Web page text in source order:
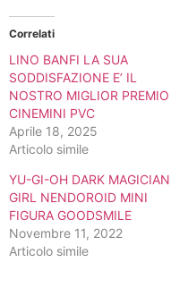
Correlati
LINO BANFI LA SUA
SODDISFAZIONE E’ IL
NOSTRO MIGLIOR PREMIO
CINEMINI PVC
Aprile 18, 2025
Articolo simile
YU-GI-OH DARK MAGICIAN
GIRL NENDOROID MINI
FIGURA GOODSMILE
Novembre 11, 2022
Articolo simile